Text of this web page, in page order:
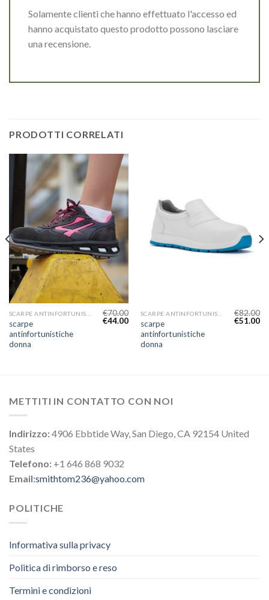
Solamente clienti che hanno effettuato l'accesso ed
hanno acquistato questo prodotto possono lasciare
una recensione.
PRODOTTI CORRELATI
scarpe
antinfortunistiche
donna
€70.00
€44.00
scarpe
antinfortunistiche
donna
€82.00
€51.00
METTITI IN CONTATTO CON NOI
Indirizzo:4906 Ebbtide Way, San Diego, CA 92154 United
States
Telefono: +1 646 868 9032
Email:smithtom236@yahoo.com
POLITICHE
Informativa sulla privacy
Politica di rimborso e reso
Termini e condizioni